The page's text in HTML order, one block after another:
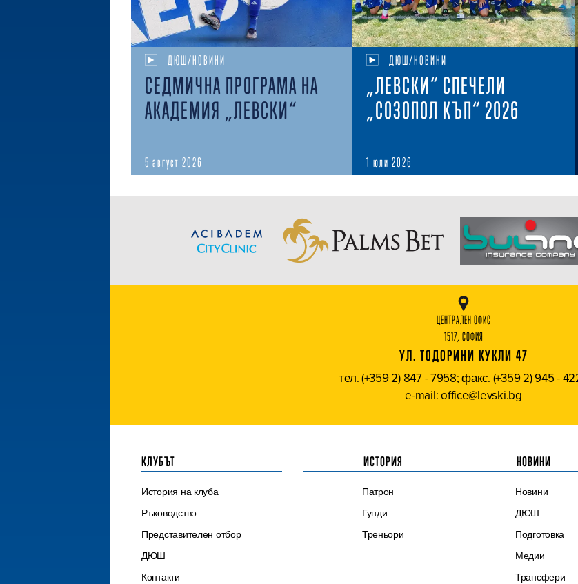
ДЮШ/НОВИНИ
СЕДМИЧНА ПРОГРАМА НА
АКАДЕМИЯ „ЛЕВСКИ“
5 август 2026
ДЮШ/НОВИНИ
„ЛЕВСКИ“ СПЕЧЕЛИ
„СОЗОПОЛ КЪП“ 2026
1 юли 2026
ЦЕНТРАЛЕН ОФИС
1517, СОФИЯ
УЛ. ТОДОРИНИ КУКЛИ 47
тел. (+359 2) 847 - 7958; факс. (+359 2) 945 -
e-mail: office@levski.bg
КЛУБЪТ
История на клуба
Ръководство
Представителен отбор
ДЮШ
Контакти
ИСТОРИЯ
Патрон
Гунди
Треньори
НОВИНИ
Новини
ДЮШ
Подготовка
Медии
Трансфери